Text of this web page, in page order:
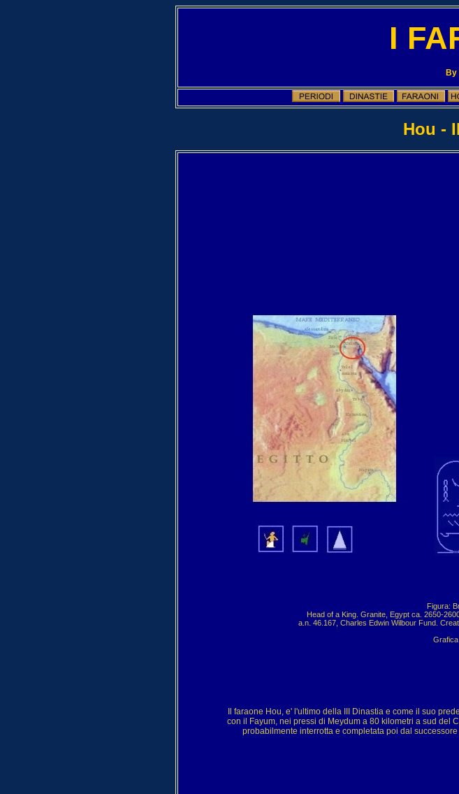
I
Hou -
Figura:
Head of a King. Granite, Egypt ca. 2650-
a.n. 46.167, Charles Edwin Wilbour Fund.
Il faraone Hou, e' l'ultimo della III Dinastia e come il suo
con il Fayum, nei pressi di Meydum a 80 kilometri a sud del
probabilmente interrotta e completata poi dal